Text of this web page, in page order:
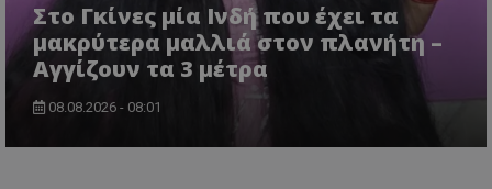
Στο Γκίνες μία Ινδή που έχει τα
μακρύτερα μαλλιά στον πλανήτη –
Αγγίζουν τα 3 μέτρα
08.08.2026 - 08:01